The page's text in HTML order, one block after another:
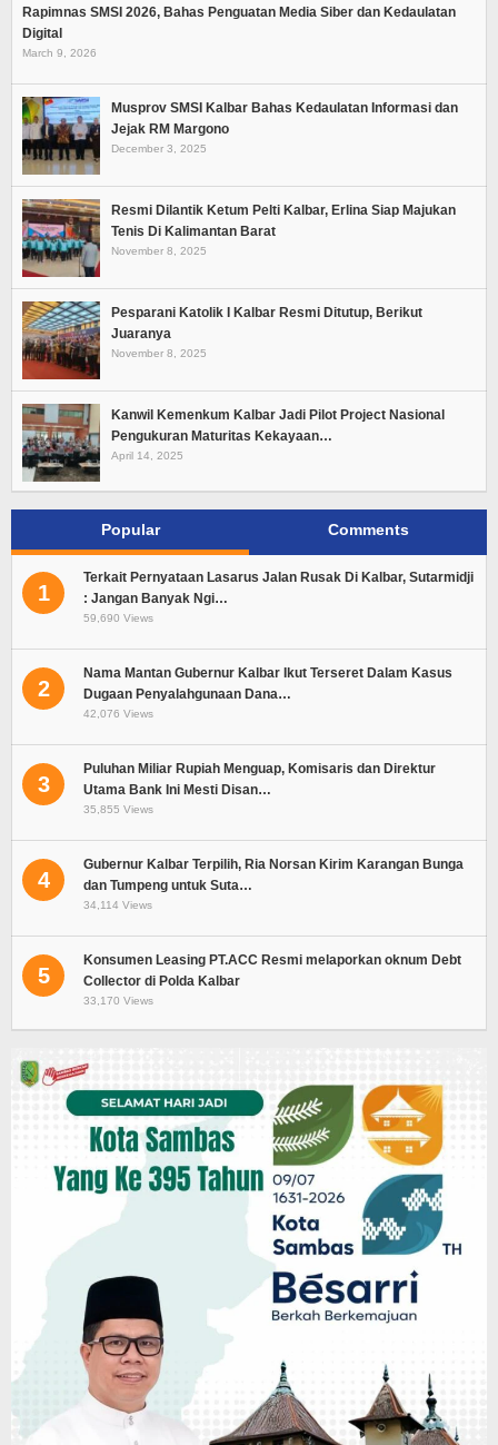
Rapimnas SMSI 2026, Bahas Penguatan Media Siber dan Kedaulatan
Digital
March 9, 2026
Musprov SMSI Kalbar Bahas Kedaulatan Informasi dan
Jejak RM Margono
December 3, 2025
Resmi Dilantik Ketum Pelti Kalbar, Erlina Siap Majukan
Tenis Di Kalimantan Barat
November 8, 2025
Pesparani Katolik I Kalbar Resmi Ditutup, Berikut
Juaranya
November 8, 2025
Kanwil Kemenkum Kalbar Jadi Pilot Project Nasional
Pengukuran Maturitas Kekayaan…
April 14, 2025
Popular Comments
1
Terkait Pernyataan Lasarus Jalan Rusak Di Kalbar, Sutarmidji
: Jangan Banyak Ngi…
59,690 Views
2
Nama Mantan Gubernur Kalbar Ikut Terseret Dalam Kasus
Dugaan Penyalahgunaan Dana…
42,076 Views
3
Puluhan Miliar Rupiah Menguap, Komisaris dan Direktur
Utama Bank Ini Mesti Disan…
35,855 Views
4
Gubernur Kalbar Terpilih, Ria Norsan Kirim Karangan Bunga
dan Tumpeng untuk Suta…
34,114 Views
5
Konsumen Leasing PT.ACC Resmi melaporkan oknum Debt
Collector di Polda Kalbar
33,170 Views